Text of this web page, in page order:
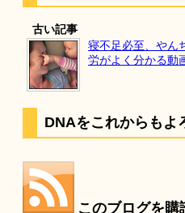
古い記事
寝不足必至、やん
労がよく分かる動
DNAをこれからもよ
このブログを購